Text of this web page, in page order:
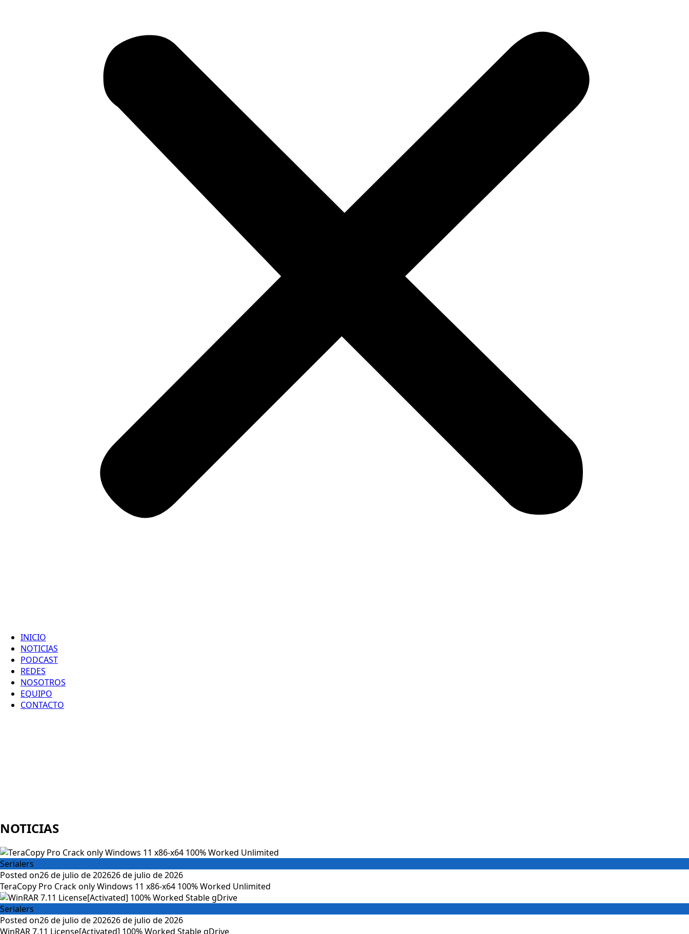
INICIO
NOTICIAS
PODCAST
REDES
NOSOTROS
EQUIPO
CONTACTO
NOTICIAS
Serialers
Posted on26 de julio de 202626 de julio de 2026
TeraCopy Pro Crack only Windows 11 x86-x64 100% Worked Unlimited
Serialers
Posted on26 de julio de 202626 de julio de 2026
WinRAR 7.11 License[Activated] 100% Worked Stable gDrive